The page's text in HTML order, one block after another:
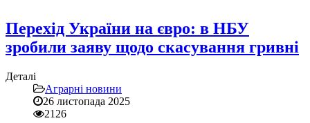
Перехід України на євро: в НБУ
зробили заяву щодо скасування гривні
Деталі
Аграрні новини
26 листопада 2025
2126